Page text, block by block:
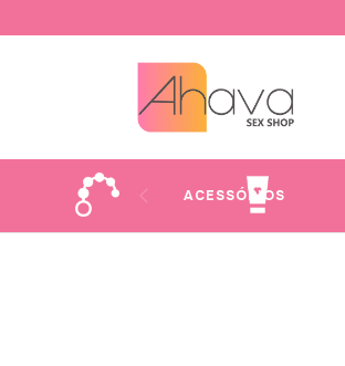
ACESSÓRIOS